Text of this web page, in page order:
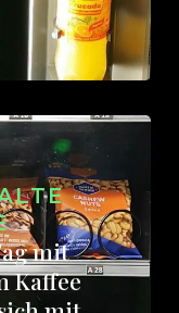
G
mit
Kaffee